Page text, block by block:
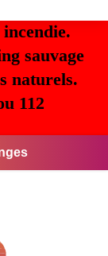
sauvage
naturels.
112